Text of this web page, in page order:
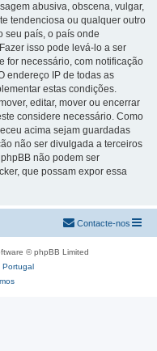
abusiva, obscena, vulgar,
tendenciosa ou qualquer outro
seu país, o país onde
isso pode levá-lo a ser
for necessário, com notificação
endereço IP de todas as
estas condições.
editar, mover ou encerrar
considere necessário. Como
acima sejam guardadas
não ser divulgada a terceiros
não podem ser
que possam expor essa
Contacte-nos
© phpBB Limited
Portugal